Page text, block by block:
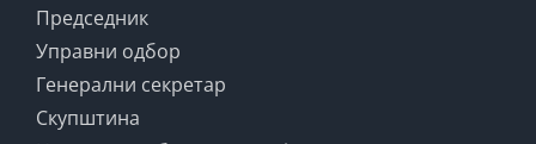
Председник
Управни одбор
Генерални секретар
Скупштина